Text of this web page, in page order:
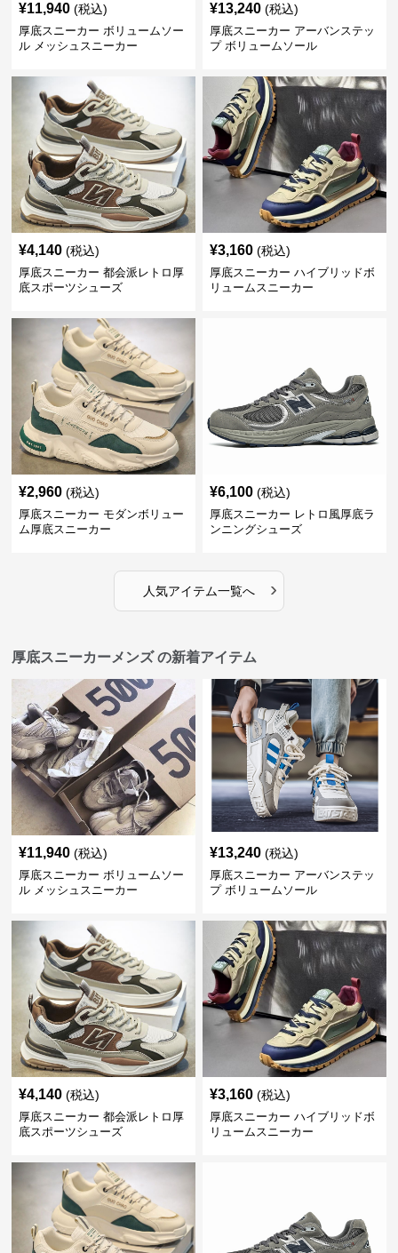
¥11,940 (税込)
厚底スニーカー ボリュームソー
ル メッシュスニーカー
¥13,240 (税込)
厚底スニーカー アーバンステッ
プ ボリュームソール
¥4,140 (税込)
厚底スニーカー 都会派レトロ厚
底スポーツシューズ
¥3,160 (税込)
厚底スニーカー ハイブリッドボ
リュームスニーカー
¥2,960 (税込)
厚底スニーカー モダンボリュー
ム厚底スニーカー
¥6,100 (税込)
厚底スニーカー レトロ風厚底ラ
ンニングシューズ
人気アイテム一覧へ ›
厚底スニーカーメンズ の新着アイテム
¥11,940 (税込)
厚底スニーカー ボリュームソー
ル メッシュスニーカー
¥13,240 (税込)
厚底スニーカー アーバンステッ
プ ボリュームソール
¥4,140 (税込)
厚底スニーカー 都会派レトロ厚
底スポーツシューズ
¥3,160 (税込)
厚底スニーカー ハイブリッドボ
リュームスニーカー